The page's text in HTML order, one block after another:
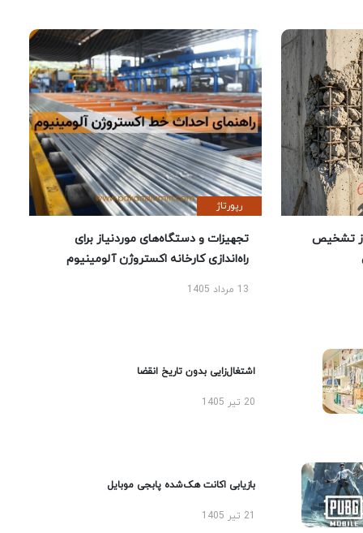
تشخیص
رپورتاژ
تجهیزات و دستگاه‌های موردنیاز برای
راه‌اندازی کارخانه اکستروژن آلومینیوم
13 مرداد 1405
اشتغال‌زایی بدون تاریخ انقضا
20 تیر 1405
بازیابی اکانت هک‌شده پابجی موبایل